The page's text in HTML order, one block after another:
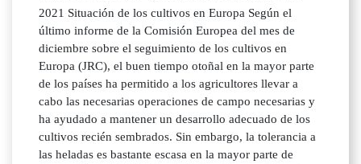
2021 Situación de los cultivos en Europa Según el
último informe de la Comisión Europea del mes de
diciembre sobre el seguimiento de los cultivos en
Europa (JRC), el buen tiempo otoñal en la mayor parte
de los países ha permitido a los agricultores llevar a
cabo las necesarias operaciones de campo necesarias y
ha ayudado a mantener un desarrollo adecuado de los
cultivos recién sembrados. Sin embargo, la tolerancia a
las heladas es bastante escasa en la mayor parte de